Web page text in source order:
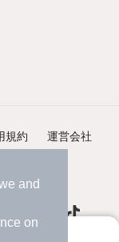
and
on
規約 運営会社